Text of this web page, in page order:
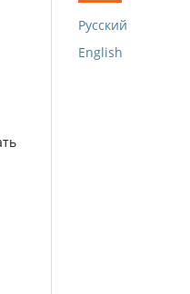
Русский
English